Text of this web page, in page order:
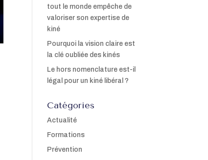
tout le monde empêche de
valoriser son expertise de
kiné
Pourquoi la vision claire est
la clé oubliée des kinés
Le hors nomenclature est-il
légal pour un kiné libéral ?
Catégories
Actualité
Formations
Prévention